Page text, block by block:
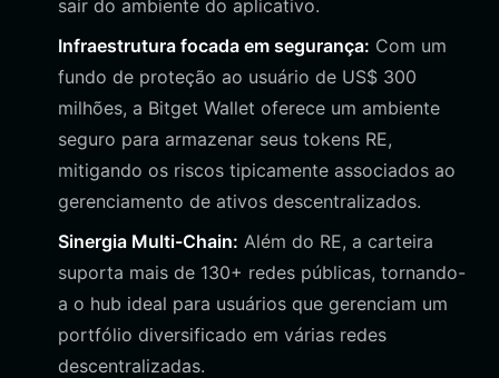
sair do ambiente do aplicativo.
Infraestrutura focada em segurança: Com um
fundo de proteção ao usuário de US$ 300
milhões, a Bitget Wallet oferece um ambiente
seguro para armazenar seus tokens RE,
mitigando os riscos tipicamente associados ao
gerenciamento de ativos descentralizados.
Sinergia Multi-Chain: Além do RE, a carteira
suporta mais de 130+ redes públicas, tornando-
a o hub ideal para usuários que gerenciam um
portfólio diversificado em várias redes
descentralizadas.